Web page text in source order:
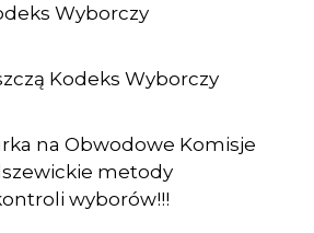
Wyborczy
Kodeks Wyborczy
na Obwodowe Komisje
metody
wyborów!!!